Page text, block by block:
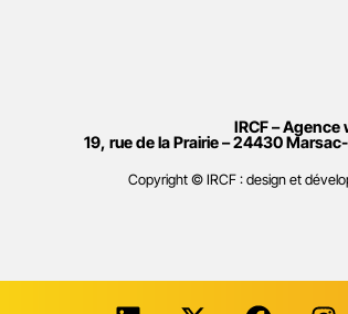
IRCF –
19, rue de la Prairie – 24430
Copyright © IRCF : design et